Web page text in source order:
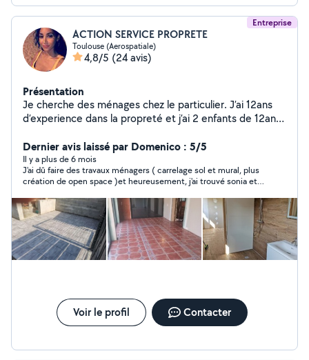
Entreprise
ACTION SERVICE PROPRETE
Toulouse (Aerospatiale)
4,8/5 (24 avis)
Présentation
Je cherche des ménages chez le particulier. J’ai 12ans
d’experience dans la propreté et j’ai 2 enfants de 12ans
intervien dans la rénovation d’habitat
carrelage,plomber,electri...et entretien de locaux
Dernier avis laissé par Domenico : 5/5
Il y a plus de 6 mois
J'ai dû faire des travaux ménagers ( carrelage sol et mural, plus
création de open space )et heureusement, j'ai trouvé sonia et
prix honnête et de nombreux conseils utiles pour embellir la
maison. N'hésitez pas de contacter Sonia pour tout type de
travaux à la maison.
Voir le profil Contacter